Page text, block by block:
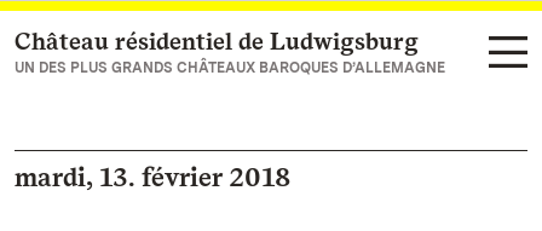
Vers la page d’accueil
Château résidentiel de Ludwigsburg
UN DES PLUS GRANDS CHÂTEAUX BAROQUES D’ALLEMAGNE
mardi, 13. février 2018